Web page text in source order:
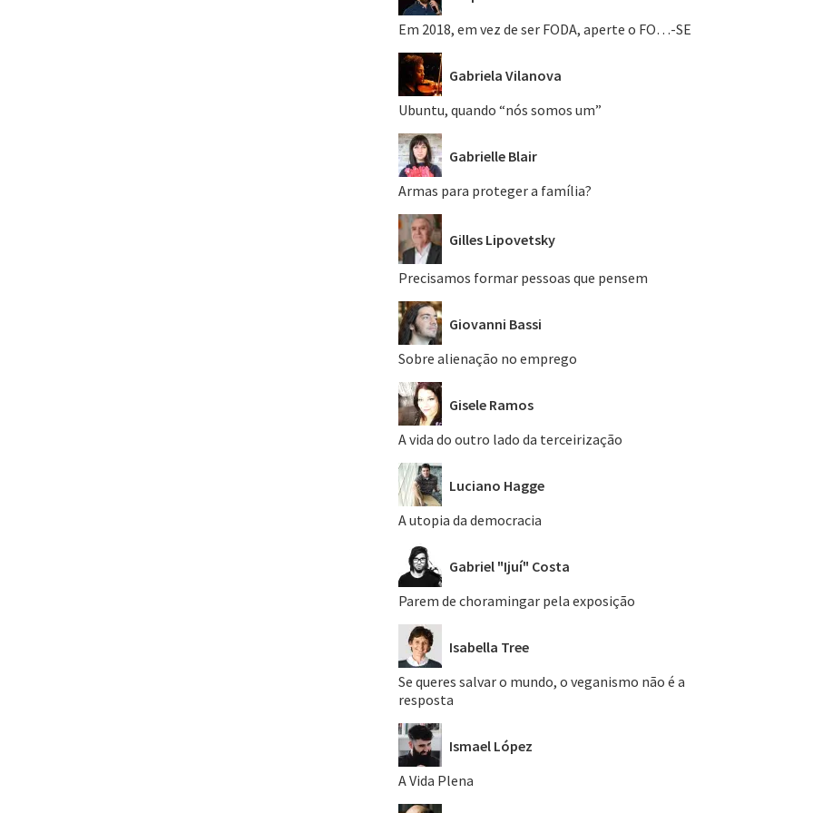
Em 2018, em vez de ser FODA, aperte o FO…-SE
Gabriela Vilanova
Ubuntu, quando “nós somos um”
Gabrielle Blair
Armas para proteger a família?
Gilles Lipovetsky
Precisamos formar pessoas que pensem
Giovanni Bassi
Sobre alienação no emprego
Gisele Ramos
A vida do outro lado da terceirização
Luciano Hagge
A utopia da democracia
Gabriel "Ijuí" Costa
Parem de choramingar pela exposição
Isabella Tree
Se queres salvar o mundo, o veganismo não é a
resposta
Ismael López
A Vida Plena